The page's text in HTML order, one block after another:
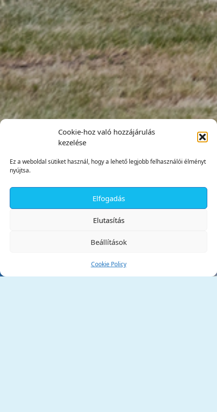
Cookie-hoz való hozzájárulás
kezelése
Ez a weboldal sütiket használ, hogy a lehető legjobb felhasználói élményt
nyújtsa.
Elfogadás
Elutasítás
Beállítások
Cookie Policy
Tata Város Önkormányzata
✕